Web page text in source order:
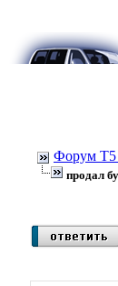
Форум Т5
продал